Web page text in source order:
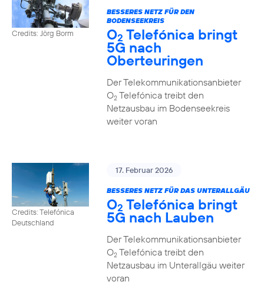
Credits: Jörg Borm
BESSERES NETZ FÜR DEN
BODENSEEKREIS
O2 Telefónica bringt
5G nach
Oberteuringen
Der Telekommunikationsanbieter
O2Telefónica treibt den
Netzausbau im Bodenseekreis
weiter voran
Credits: Telefónica
Deutschland
17. Februar 2026
BESSERES NETZ FÜR DAS UNTERALLGÄU
O2 Telefónica bringt
5G nach Lauben
Der Telekommunikationsanbieter
O2Telefónica treibt den
Netzausbau im Unterallgäu weiter
voran